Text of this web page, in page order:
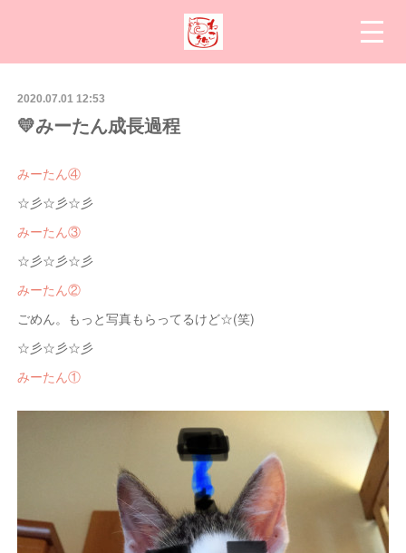
2020.07.01 12:53
💛みーたん成長過程
みーたん④
☆彡☆彡☆彡
みーたん③
☆彡☆彡☆彡
みーたん②
ごめん。もっと写真もらってるけど☆(笑)
☆彡☆彡☆彡
みーたん①